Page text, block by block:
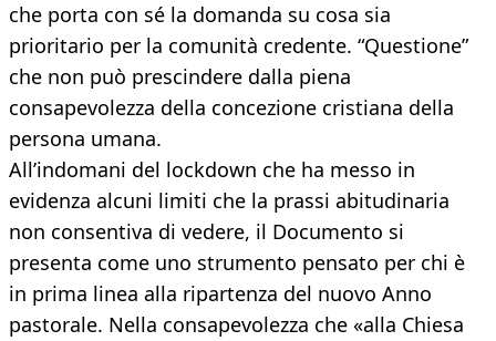
che porta con sé la domanda su cosa sia
prioritario per la comunità credente. “Questione”
che non può prescindere dalla piena
consapevolezza della concezione cristiana della
persona umana.
All’indomani del lockdown che ha messo in
evidenza alcuni limiti che la prassi abitudinaria
non consentiva di vedere, il Documento si
presenta come uno strumento pensato per chi è
in prima linea alla ripartenza del nuovo Anno
pastorale. Nella consapevolezza che «alla Chiesa